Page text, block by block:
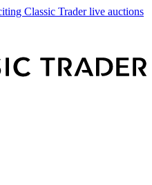
Classic Trader live auctions